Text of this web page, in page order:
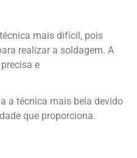
mais difícil, pois
realizar a soldagem. A
e
a técnica mais bela devido
que proporciona.